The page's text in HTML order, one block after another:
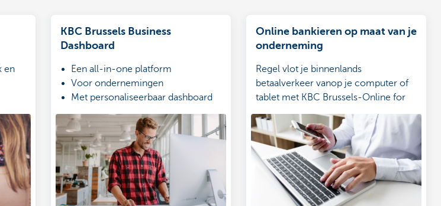
en
KBC Brussels Business
Dashboard
Een all-in-one platform
Voor ondernemingen
Met personaliseerbaar dashboard
Online bankieren op maat van je
onderneming
Regel vlot je binnenlands
betaalverkeer vanop je computer of
tablet met KBC Brussels-Online for
Business.